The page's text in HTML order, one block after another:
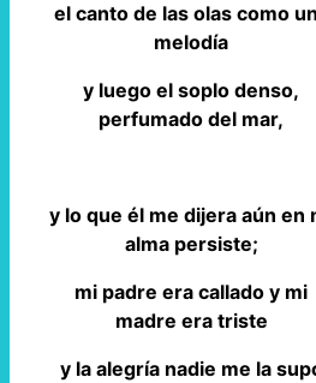
el canto de las olas como
melodía
y luego el soplo denso,
perfumado del mar,
y lo que él me dijera aún en
alma persiste;
mi padre era callado y mi
madre era triste
y la alegría nadie me la